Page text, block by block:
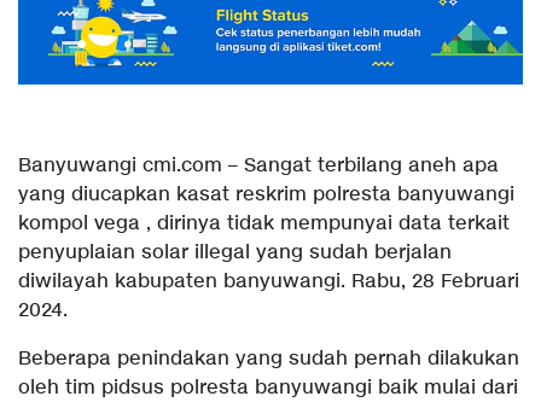
Banyuwangi cmi.com – Sangat terbilang aneh apa
yang diucapkan kasat reskrim polresta banyuwangi
kompol vega , dirinya tidak mempunyai data terkait
penyuplaian solar illegal yang sudah berjalan
diwilayah kabupaten banyuwangi. Rabu, 28 Februari
2024.
Beberapa penindakan yang sudah pernah dilakukan
oleh tim pidsus polresta banyuwangi baik mulai dari